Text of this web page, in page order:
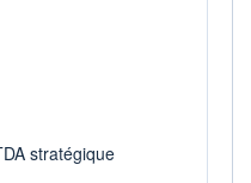
stratégique